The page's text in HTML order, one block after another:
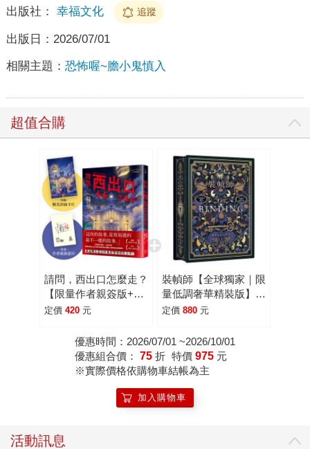
出版社： 幸福文化 追蹤
出版日： 2026/07/01
相關主題： 恐怖喔~膽小鬼慎入
超值合購
請問，西出口怎麼走？
【限量作者親簽版+加
贈精美封面卡片】（臺
案，百萬人氣作家路邊
攤今年最瘋狂的驚悚小
定價 420 元
裝幀師【全球獨家｜限
量低調奢華精裝版】
｛英國原版燙金設計╳
簽短語扉頁｝
定價 880 元
優惠時間：2026/07/01 ~2026/10/01
優惠組合價： 75 折 特價 975 元
※實際價格依購物車結帳為主
加入購物車
活動訊息